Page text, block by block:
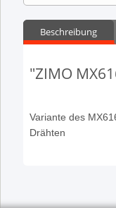
Beschreibung
"ZIMO
Variante des
Drähten